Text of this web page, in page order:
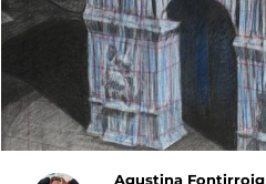
Agustina Fontirroig